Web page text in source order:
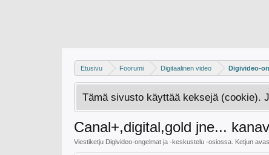
Etusivu Foorumi Digitaalinen video Digivideo-
Tämä sivusto käyttää keksejä (cookie).
Canal+,digital,gold jne...
Viestiketju Digivideo-ongelmat ja -keskustelu -osiossa. Ketjun